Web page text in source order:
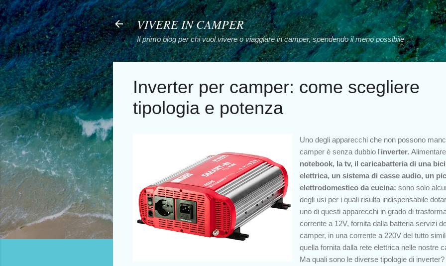
Passa ai contenuti principali
VIVERE IN CAMPER
Il primo blog per chi vuol vivere o viaggiare in camper, spendendo il meno possibile
Inverter per camper: come scegliere
tipologia e potenza
Uno degli apparecchi che non possono
camper è senza dubbio l'inverter.
notebook, la tv, il caricabatteria di una bici
elettrica, un sistema di casse audio, un
elettrodomestico da cucina: sono solo
degli usi per i quali risulta indispensabile
uno di questi apparecchi in grado di
corrente a 12V, fornita dalla batteria servizi
camper, in una corrente a 220V del tutto
quella fornita dalla rete elettrica nelle nostre
Ma quali sono le diverse tipologie di inverter?